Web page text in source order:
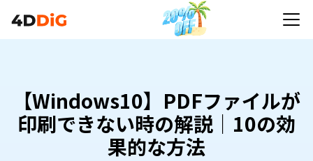
【Windows10】PDFファイルが
印刷できない時の解説｜10の効
果的な方法